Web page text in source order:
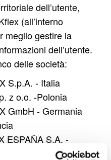
dell’utente,
(all’interno
meglio gestire la
dell’utente.
delle società:
S.p.A. - Italia
z o.o. -Polonia
GmbH - Germania
ESPAÑA S.A. -